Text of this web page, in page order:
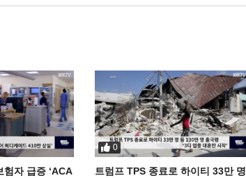
자 급증 ‘ACA
0
트럼프 TPS 종료로 하이티 33만 명